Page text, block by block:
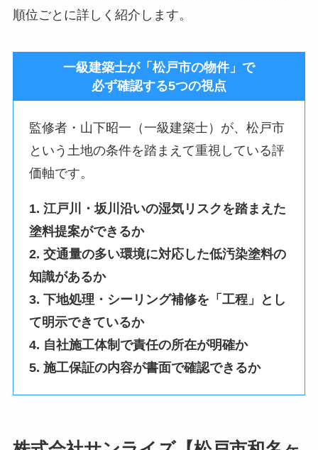
順位ごとに詳しく紹介します。
一級建築士が「松戸市の物件」で
必ず確認する5つの視点
監修者・山下昭一（一級建築士）が、松戸市
という土地の条件を踏まえて重視している評
価軸です。
1. 江戸川・坂川沿いの湿気リスクを踏まえた
塗料提案ができるか
2. 交通量の多い環境に対応した低汚染塗料の
知識があるか
3. 下地処理・シーリング補修を「工程」とし
て明示できているか
4. 自社施工体制で責任の所在が明確か
5. 施工保証の内容が書面で確認できるか